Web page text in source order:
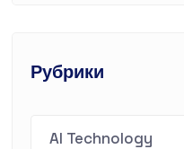
Рубрики
AI Technology